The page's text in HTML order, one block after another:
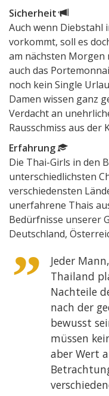
Sicherheit
Auch wenn Diebstahl
vorkommt, soll es
am nächsten Morgen
auch das
noch kein Single
Damen wissen ganz
Verdacht an
Rausschmiss aus der
Erfahrung
Die Thai-Girls in den
unterschiedlichsten
verschiedensten
unerfahrene Thais
Bedürfnisse unserer
Deutschland,
Jeder
Thailand
Nachteile
nach der
bewusst
müssen
aber Wert